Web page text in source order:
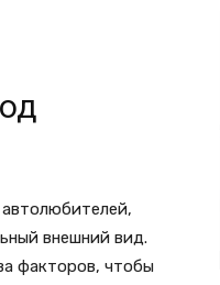
внешний вид.
факторов, чтобы